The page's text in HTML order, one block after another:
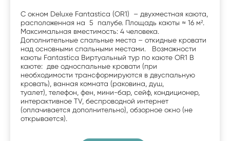
С окном Deluxe Fantastica (OR1) – двухместная каюта,
расположенная на 5 палубе. Площадь каюты ≈ 16 м².
Максимальная вместимость: 4 человека.
Дополнительные спальные места – откидные кровати
над основными спальными местами. Возможности
каюты Fantastica Виртуальный тур по каюте OR1 В
каюте: две односпальные кровати (при
необходимости трансформируются в двуспальную
кровать), ванная комната (раковина, душ,
туалет), телефон, фен, мини-бар, сейф, кондиционер,
интерактивное TV, беспроводной интернет
(оплачивается дополнительно), обзорное окно (не
открывается).